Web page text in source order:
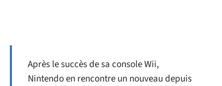
Après le succès de sa console Wii,
Nintendo en rencontre un nouveau depuis